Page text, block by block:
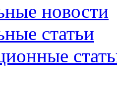
новости
статьи